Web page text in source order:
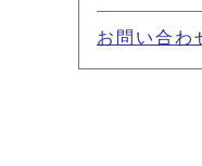
お問い合わ